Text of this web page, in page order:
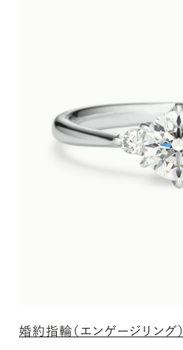
婚約指輪（エンゲージリング）